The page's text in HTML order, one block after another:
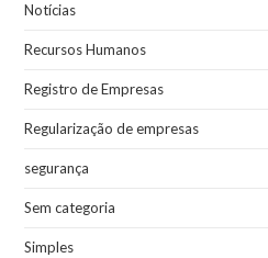
Notícias
Recursos Humanos
Registro de Empresas
Regularização de empresas
segurança
Sem categoria
Simples